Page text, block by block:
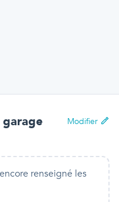
garage
Modifier
renseigné les